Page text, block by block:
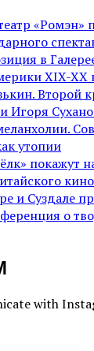
«Ромэн»
в
XIX-XX
Второй
Игоря
утопии
покажут
кино
и Суздале
о
with